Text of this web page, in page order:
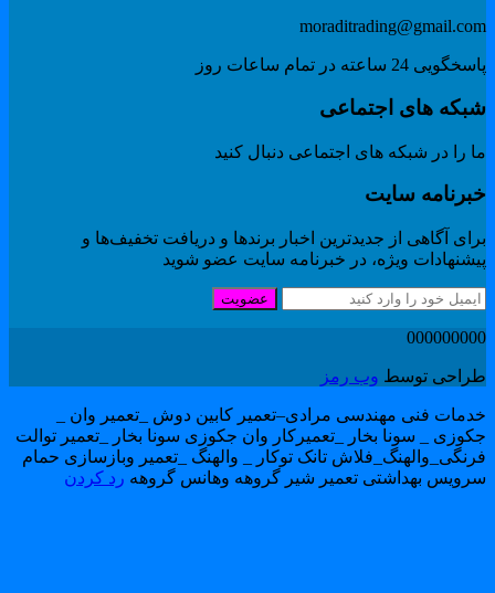
24 ساعته در تمام ساعات روز
های اجتماعی
را در شبکه های اجتماعی دنبال کنید
سایت
آگاهی از جدیدترین اخبار برندها و دریافت تخفیف‌ها و
ویژه، در خبرنامه سایت عضو شوید
عضویت
توسطوب رمز
فنی مهندسی مرادی–تعمیر کابین دوش _تعمیر وان _
_ سونا بخار _تعمیرکار وان جکوزی سونا بخار _تعمیر توالت
تانک توکار _ والهنگ _تعمیر وبازسازی حمام
بهداشتی تعمیر شیر گروهه وهانس گروههرد کردن